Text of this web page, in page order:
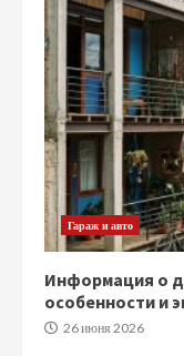
Гараж и авто
Информация о
особенности и
26 июня 2026